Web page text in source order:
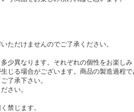
ただけませんのでご了承ください。
異なります。それぞれの個性をお楽しみ
じる場合がございます。商品の製造過程
了承下さい。
さい。
禁じます。